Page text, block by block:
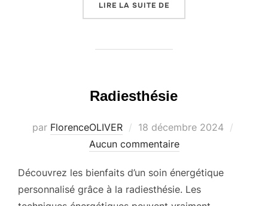
LIRE LA SUITE DE
Radiesthésie
par FlorenceOLIVER
Publié
le
18 décembre 2024
Aucun commentaire
Découvrez les bienfaits d’un soin énergétique
personnalisé grâce à la radiesthésie. Les